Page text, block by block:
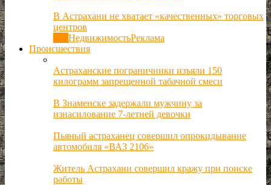
В Астрахани не хватает «качественных» торговых
центров
НедвижимостьРеклама
Происшествия
Астраханские пограничники изъяли 150
килограмм запрещенной табачной смеси
В Знаменске задержали мужчину за
изнасилование 7-летней девочки
Пьяный астраханец совершил опрокидывание
автомобиля «ВАЗ 2106»
Житель Астрахани совершил кражу при поиске
работы